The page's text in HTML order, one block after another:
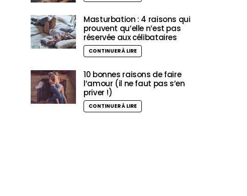
Masturbation : 4 raisons qui
prouvent qu’elle n’est pas
réservée aux célibataires
CONTINUER À LIRE
10 bonnes raisons de faire
l’amour (il ne faut pas s’en
priver !)
CONTINUER À LIRE